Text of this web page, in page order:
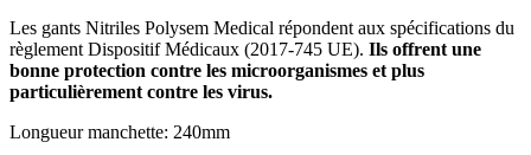
Les gants Nitriles Polysem Medical répondent aux spécifications du
règlement Dispositif Médicaux (2017-745 UE). Ils offrent une
bonne protection contre les microorganismes et plus
particulièrement contre les virus.
Longueur manchette: 240mm